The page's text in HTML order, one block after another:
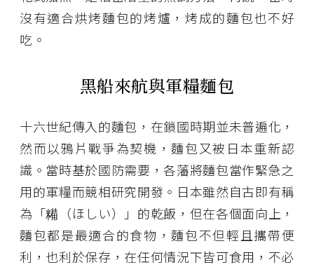
沒有適合烘烤麵包的烤爐，烤成的麵包也不好
吃。
黑船來航與軍糧麵包
十六世紀傳入的麵包，在鎖國時期並未普遍化，
然而以鴉片戰爭為契機，麵包又被日本重新認
識。當時基於國防需要，各藩將麵包當作緊急之
用的軍糧而競相研究開發。日本雖然自古即有稱
為「糒（ほしい）」的乾飯，但在各個面向上，
麵包都是最適合的食物，麵包不但輕且攜帶便
利，也利於保存，在任何情況下皆可食用，不必